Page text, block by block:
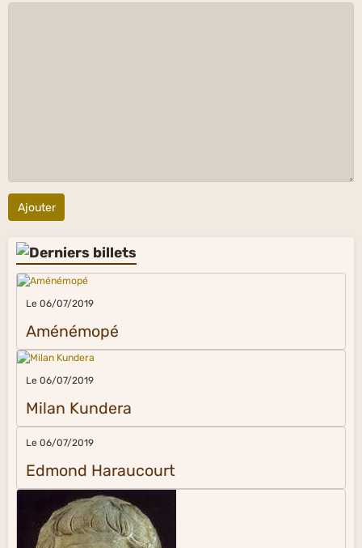
Ajouter
Le 06/07/2019
Aménémopé
Le 06/07/2019
Milan Kundera
Le 06/07/2019
Edmond Haraucourt